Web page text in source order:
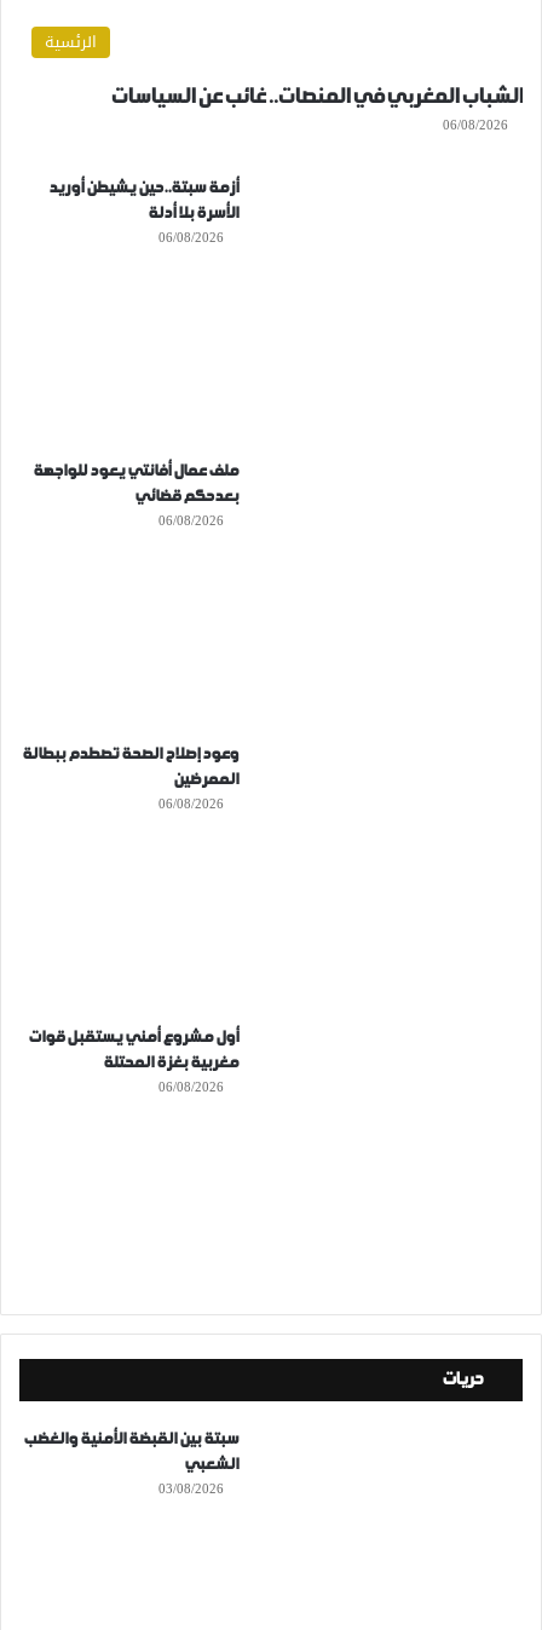
الرئسية
الشباب المغربي في المنصات.. غائب عن السياسات
06/08/2026
أزمة سبتة..حين يشيطن أوريد
الأسرة بلا أدلة
06/08/2026
ملف عمال أفانتي يعود للواجهة
بعدحكم قضائي
06/08/2026
وعود إصلاح الصحة تصطدم ببطالة
الممرضين
06/08/2026
أول مشروع أمني يستقبل قوات
مغربية بغزة المحتلة
06/08/2026
حريات
سبتة بين القبضة الأمنية والغضب
الشعبي
03/08/2026